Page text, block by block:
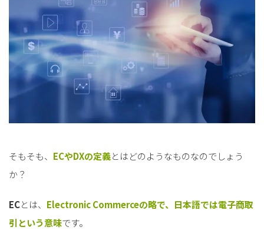
そもそも、 ECやDXの定義とはどのようなものなのでしょう
か？
ECとは、 Electronic Commerceの略で、日本語では電子商取
引という意味です。